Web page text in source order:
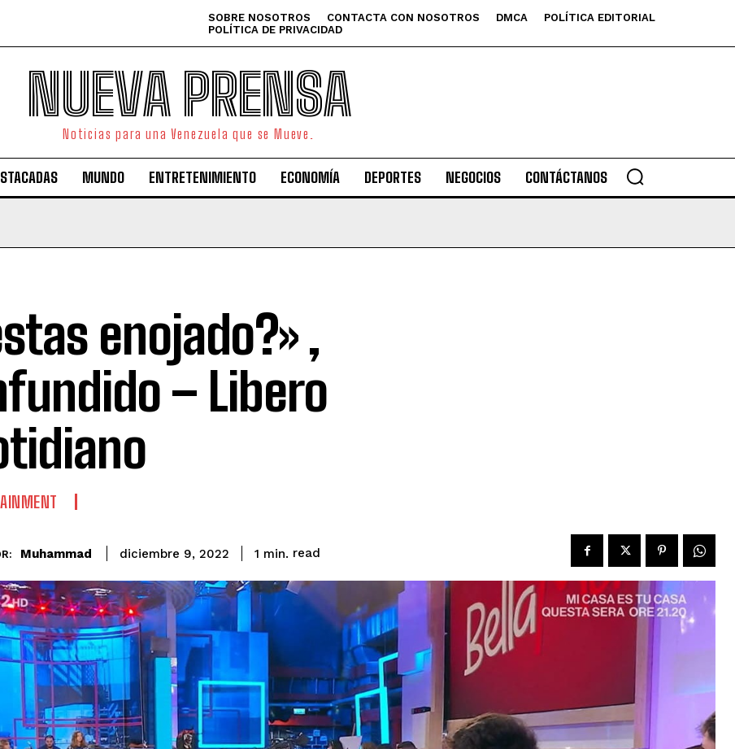
SOBRE NOSOTROS CONTACTA CON NOSOTROS DMCA
POLÍTICA EDITORIAL
POLÍTICA DE PRIVACIDAD
NUEVA PRENSA
Noticias para una Venezuela que se Mueve.
MUNDO ENTRETENIMIENTO ECONOMÍA DEPORTES NEGOCIOS CONTÁCTANOS
enojado?» ,
– Libero
Muhammad diciembre 9, 2022 1 min. read